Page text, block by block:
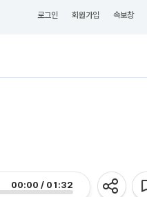
로그인 회원가입 속보창
00:00 / 01:32